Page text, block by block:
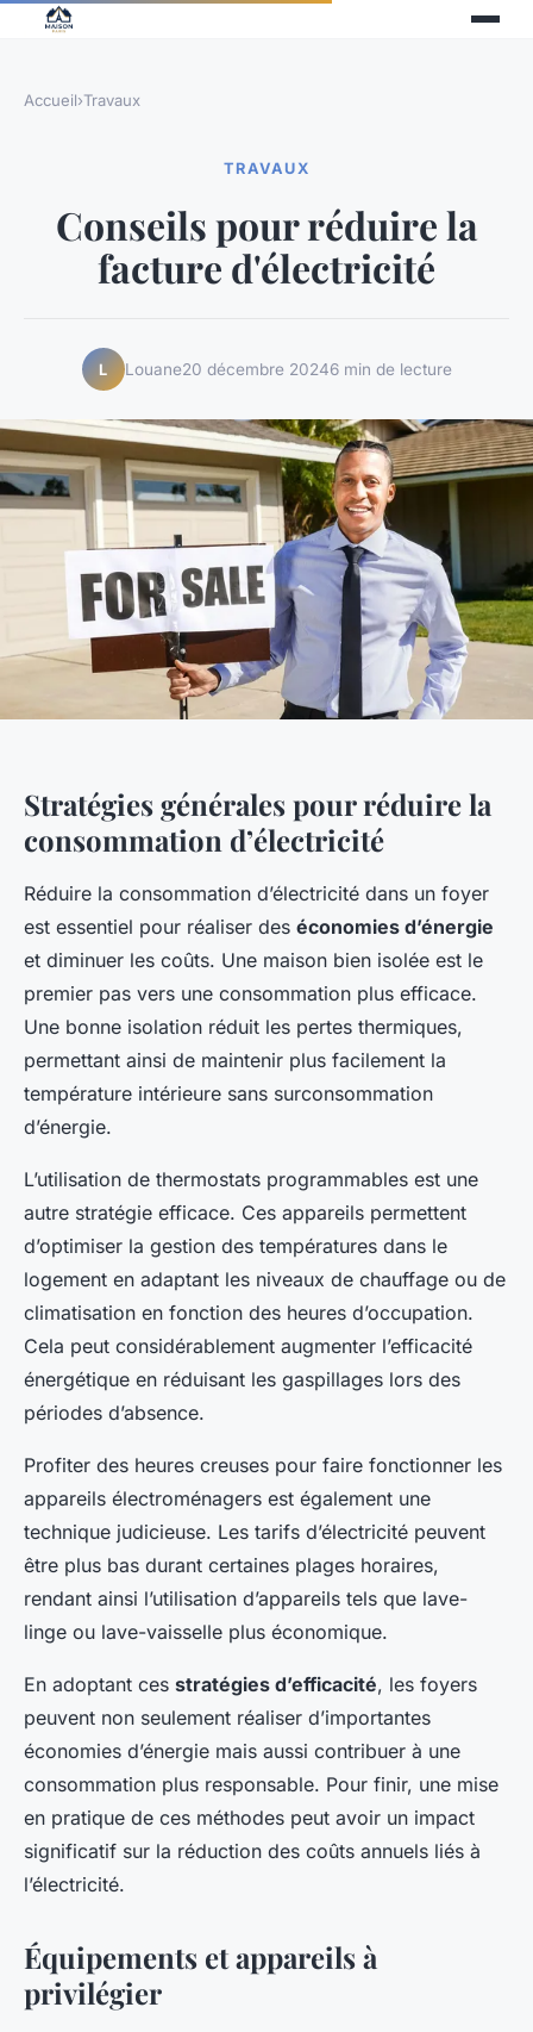
Accueil›Travaux
TRAVAUX
Conseils pour réduire la
facture d'électricité
L Louane20 décembre 20246 min de lecture
Stratégies générales pour réduire la
consommation d’électricité
Réduire la consommation d’électricité dans un foyer
est essentiel pour réaliser des économies d’énergie
et diminuer les coûts. Une maison bien isolée est le
premier pas vers une consommation plus efficace.
Une bonne isolation réduit les pertes thermiques,
permettant ainsi de maintenir plus facilement la
température intérieure sans surconsommation
d’énergie.
L’utilisation de thermostats programmables est une
autre stratégie efficace. Ces appareils permettent
d’optimiser la gestion des températures dans le
logement en adaptant les niveaux de chauffage ou de
climatisation en fonction des heures d’occupation.
Cela peut considérablement augmenter l’efficacité
énergétique en réduisant les gaspillages lors des
périodes d’absence.
Profiter des heures creuses pour faire fonctionner les
appareils électroménagers est également une
technique judicieuse. Les tarifs d’électricité peuvent
être plus bas durant certaines plages horaires,
rendant ainsi l’utilisation d’appareils tels que lave-
linge ou lave-vaisselle plus économique.
En adoptant ces stratégies d’efficacité, les foyers
peuvent non seulement réaliser d’importantes
économies d’énergie mais aussi contribuer à une
consommation plus responsable. Pour finir, une mise
en pratique de ces méthodes peut avoir un impact
significatif sur la réduction des coûts annuels liés à
l’électricité.
Équipements et appareils à
privilégier